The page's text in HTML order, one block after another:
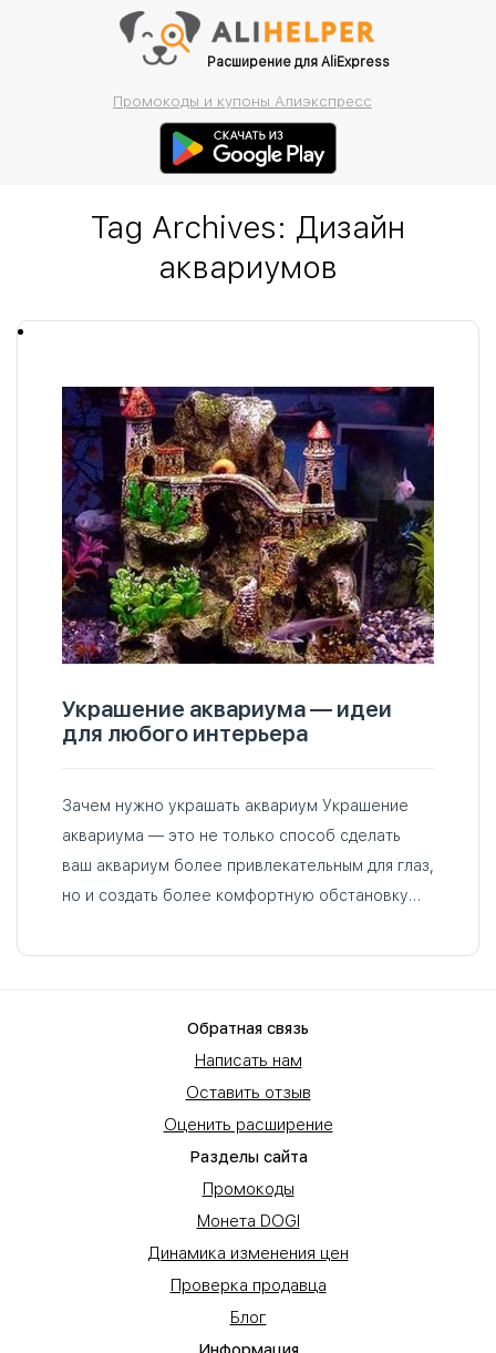
Расширение для AliExpress
Промокоды и купоны Алиэкспресс
Tag Archives: Дизайн
аквариумов
Украшение аквариума — идеи
для любого интерьера
Зачем нужно украшать аквариум Украшение
аквариума — это не только способ сделать
ваш аквариум более привлекательным для глаз,
но и создать более комфортную обстановку
идей, которые вы можете использовать…
Обратная связь
Написать нам
Оставить отзыв
Оценить расширение
Разделы сайта
Промокоды
Монета DOGI
Динамика изменения цен
Проверка продавца
Блог